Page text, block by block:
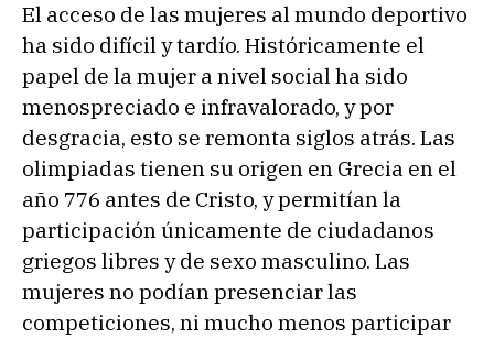
El acceso de las mujeres al mundo deportivo
ha sido difícil y tardío. Históricamente el
papel de la mujer a nivel social ha sido
menospreciado e infravalorado, y por
desgracia, esto se remonta siglos atrás. Las
olimpiadas tienen su origen en Grecia en el
año 776 antes de Cristo, y permitían la
participación únicamente de ciudadanos
griegos libres y de sexo masculino. Las
mujeres no podían presenciar las
competiciones, ni mucho menos participar